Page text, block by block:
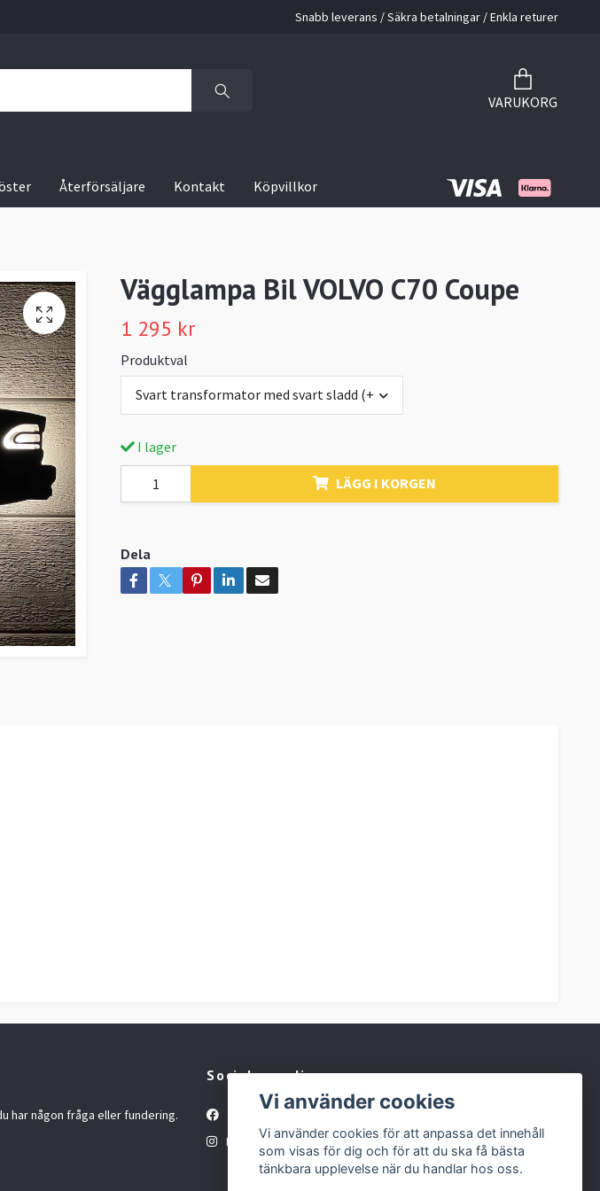
Snabb leverans / Säkra betalningar / Enkla returer
VARUKORG
Återförsäljare Kontakt Köpvillkor
Vägglampa Bil VOLVO C70 Coupe
1 295 kr
Produktval
Svart transformator med svart sladd (+0 kr)
I lager
LÄGG I KORGEN
Dela
har någon fråga eller fundering.
Sociala medier
Instagram
Vi använder cookies
Vi använder cookies för att anpassa det innehåll
som visas för dig och för att du ska få bästa
tänkbara upplevelse när du handlar hos oss.